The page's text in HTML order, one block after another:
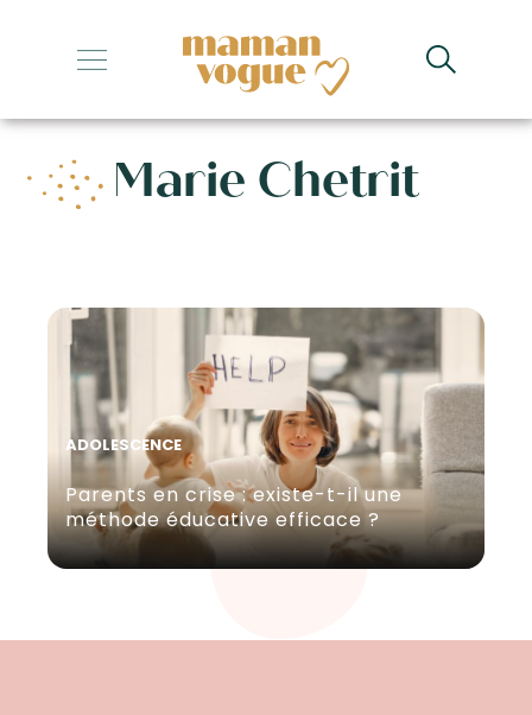
+
+
+
+
Marie Chetrit
ADOLESCENCE
Parents en crise : existe-t-il une
méthode éducative efficace ?